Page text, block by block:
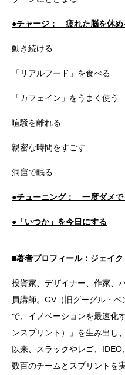
●チャージ： 疲れた脳を休め
動き続ける
「リアルフード」を食べる
「カフェイン」をうまく使う
喧騒を離れる
親密な時間をすごす
洞窟で眠る
●チューニング： 一度ダメで
●「いつか」を今日にする
■著者プロフィール：ジェイ
投資家、デザイナー、作家、
員講師。GV（旧グーグル・
で、イノベーションを最速化
ンスプリント）」を生み出し
以来、スラックやレゴ、
数百のチームとスプリントを